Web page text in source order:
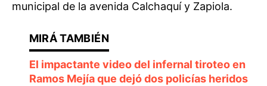
municipal de la avenida Calchaquí y Zapiola.
El impactante video del infernal tiroteo en
Ramos Mejía que dejó dos policías heridos